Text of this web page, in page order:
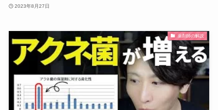
2023年8月27日
薬剤師の解説